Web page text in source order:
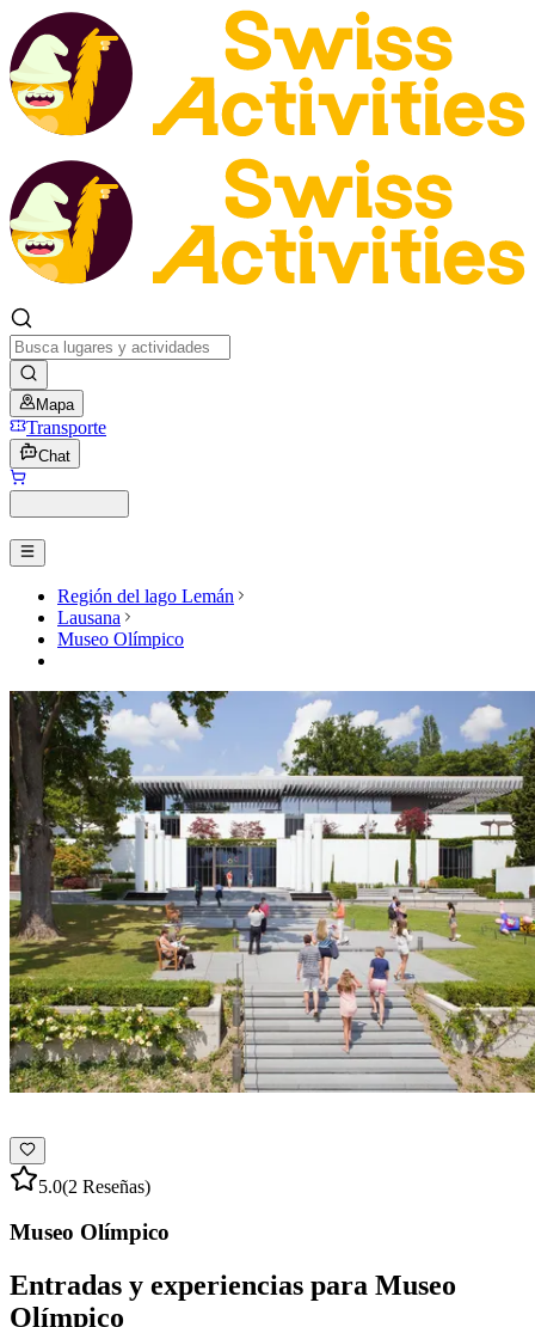
Mapa
Transporte
Chat
Región del lago Lemán
Lausana
Museo Olímpico
5.0(2 Reseñas)
Museo Olímpico
Entradas y experiencias para Museo
Olímpico